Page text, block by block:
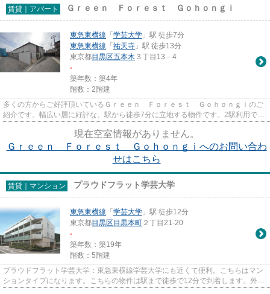
賃貸｜アパート Ｇｒｅｅｎ Ｆｏｒｅｓｔ Ｇｏｈｏｎｇｉ
東急東横線 「 学芸大学 」駅 徒歩7分
東急東横線 「 祐天寺 」駅 徒歩13分
東京都目黒区五本木 ３丁目13－4
-
築年数：築4年
階数：2階建
多くの方からご好評頂いているＧｒｅｅｎ Ｆｏｒｅｓｔ Ｇｏｈｏｎｇｉのご
紹介です。幅広い層に好評な、駅から徒歩7分に立地する物件です。2駅利用でき
現在空室情報がありません。
Ｇｒｅｅｎ Ｆｏｒｅｓｔ Ｇｏｈｏｎｇｉへのお問い合わ
せはこちら
賃貸｜マンション プラウドフラット学芸大学
東急東横線 「 学芸大学 」駅 徒歩12分
東京都目黒区 目黒本町 ２丁目21-20
-
築年数：築19年
階数：5階建
プラウドフラット学芸大学：東急東横線学芸大学にも近くて便利。こちらはマン
ションタイプになります。こちらの物件は駅まで徒歩で12分で到着します。外観